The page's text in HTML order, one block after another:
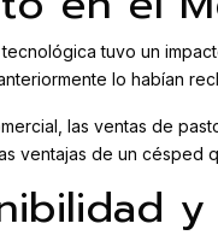
tuvo un
lo habían
las ventas de
ventajas de un césped